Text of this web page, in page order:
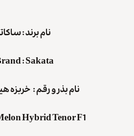
نام برند :
:Sakata
نام بذر و رقم : خربزه
Hybrid Tenor F1